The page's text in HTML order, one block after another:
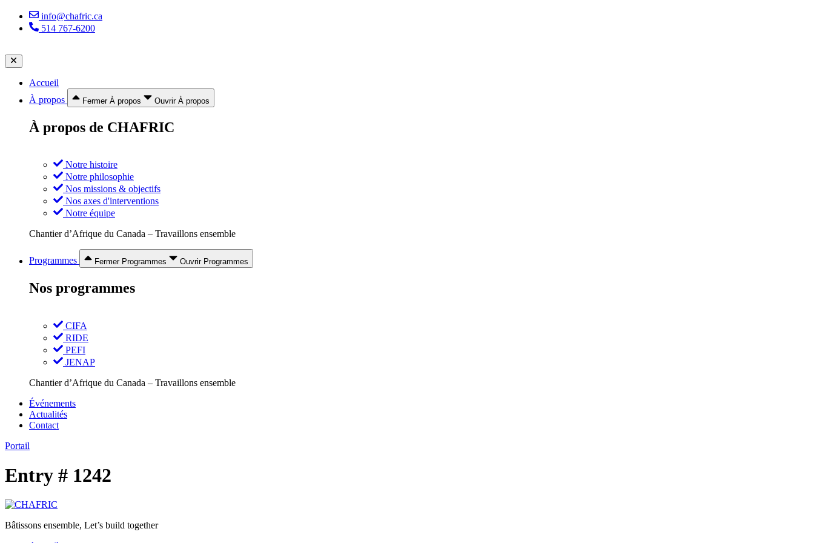
Aller
info@chafric.ca
514 767-6200
Accueil
À propos
Fermer À propos Ouvrir À propos
À propos de CHAFRIC
Notre histoire
Notre philosophie
Nos missions & objectifs
Nos axes d'interventions
Notre équipe
Chantier d’Afrique du Canada – Travaillons ensemble
Programmes Fermer Programmes Ouvrir Programmes
Nos programmes
CIFA
RIDE
PEFI
JENAP
Chantier d’Afrique du Canada – Travaillons ensemble
Événements
Actualités
Contact
Portail
Entry # 1242
Bâtissons ensemble, Let’s build together